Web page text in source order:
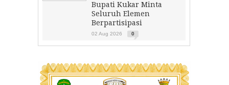
Bupati Kukar Minta
Seluruh Elemen
Berpartisipasi
02 Aug 2026 0